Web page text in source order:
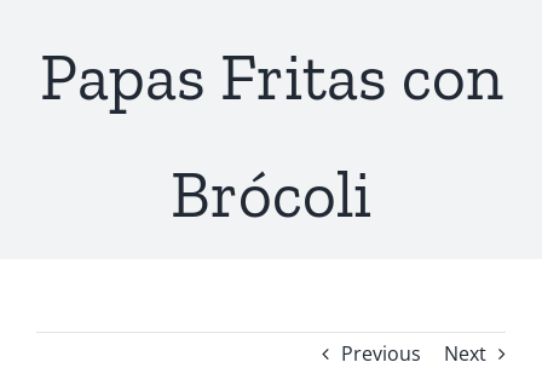
Papas Fritas con
Brócoli
Previous Next